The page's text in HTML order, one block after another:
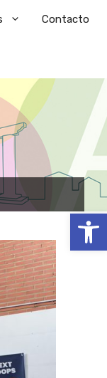
Abrir
Contacto